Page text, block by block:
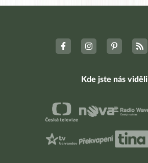
Kde jste nás viděli